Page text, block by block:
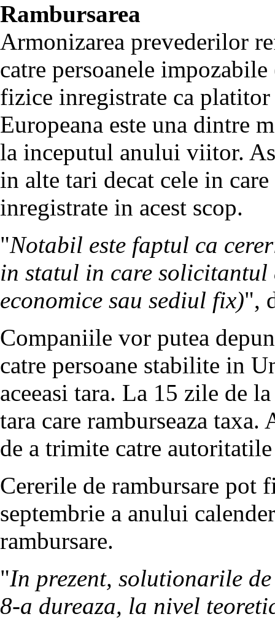
Rambursarea
Armonizarea prevederilor
catre persoanele
fizice inregistrate ca
Europeana este una dintre
la inceputul anului viitor.
in alte tari decat cele in
inregistrate in acest scop.
"Notabil este faptul ca
in statul in care
economice sau sediul fix)",
Companiile vor putea
catre persoane stabilite in
aceeasi tara. La 15 zile de
tara care ramburseaza
de a trimite catre
Cererile de rambursare pot
septembrie a anului
rambursare.
"In prezent, solutionarile
8-a dureaza, la nivel